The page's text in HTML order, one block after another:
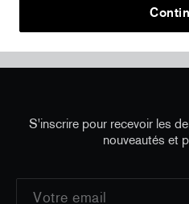
Contemporary Art
S'inscrire pour recevoir les
nouveautés et